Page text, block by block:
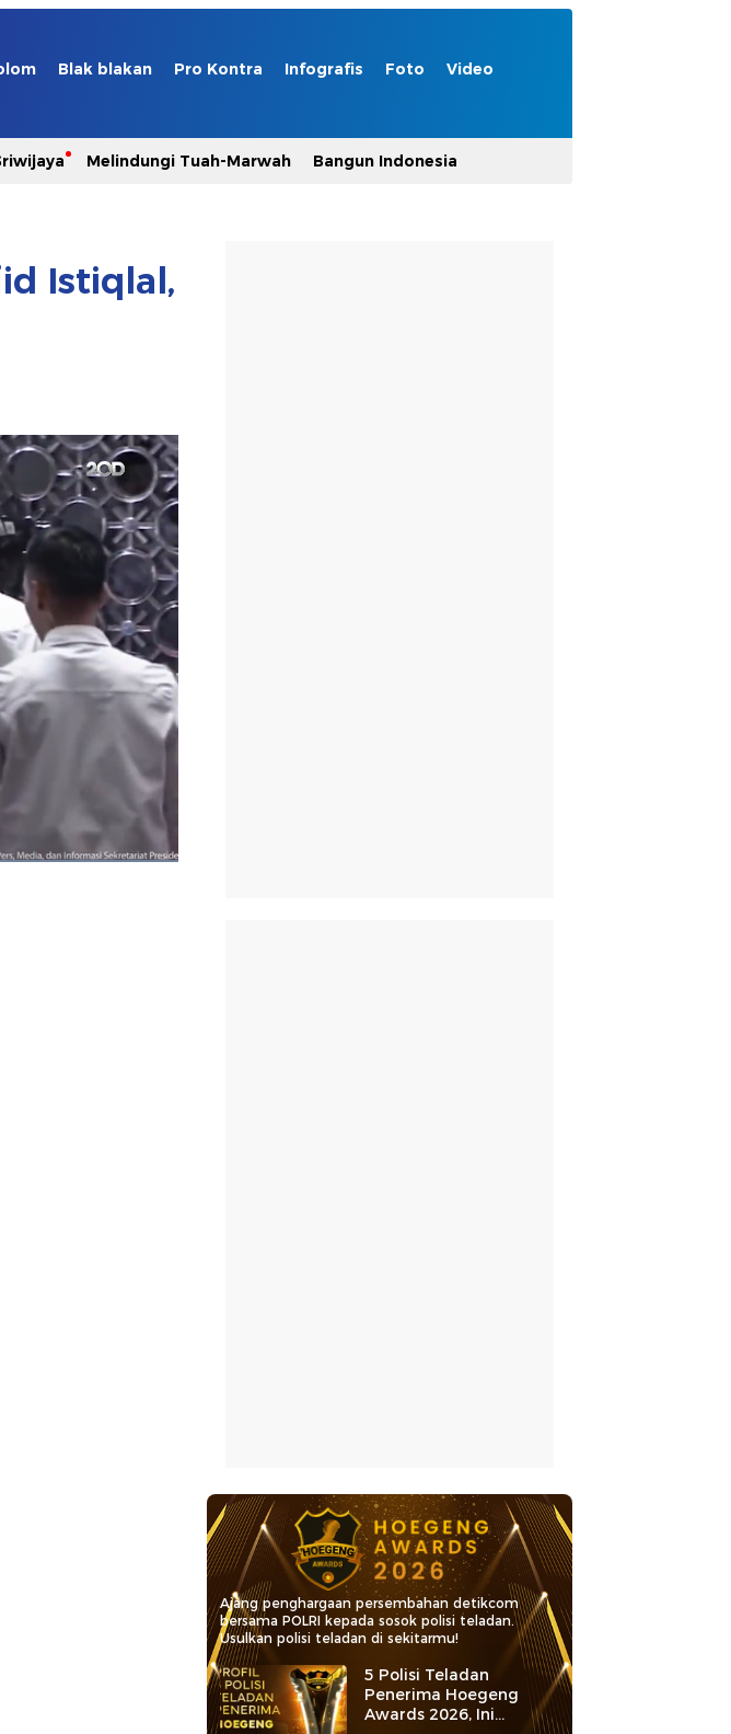
Blak blakan Pro Kontra Infografis Foto Video
Melindungi Tuah-Marwah Bangun Indonesia
Istiqlal,
Ajang penghargaan persembahan detikcom
bersama POLRI kepada sosok polisi teladan.
Usulkan polisi teladan di sekitarmu!
5 Polisi Teladan
Penerima Hoegeng
Awards 2026, Ini